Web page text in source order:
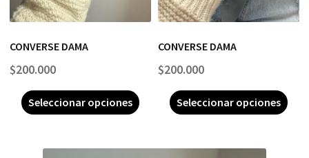
CONVERSE DAMA
$200.000
Seleccionar opciones
CONVERSE DAMA
$200.000
Seleccionar opciones